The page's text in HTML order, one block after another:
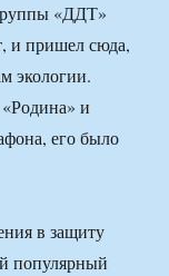
«ДДТ»
и пришел сюда,
экологии.
и
его было
в защиту
популярный